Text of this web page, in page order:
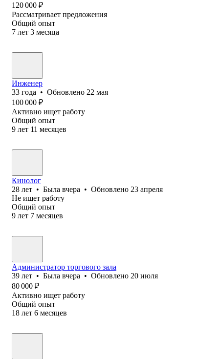
120 000 ₽
Рассматривает предложения
Общий опыт
7 лет 3 месяца
Инженер
33 года • Обновлено 22 мая
100 000 ₽
Активно ищет работу
Общий опыт
9 лет 11 месяцев
Кинолог
28 лет • Была вчера • Обновлено 23 апреля
Не ищет работу
Общий опыт
9 лет 7 месяцев
Администратор торгового зала
39 лет • Была вчера • Обновлено 20 июля
80 000 ₽
Активно ищет работу
Общий опыт
18 лет 6 месяцев